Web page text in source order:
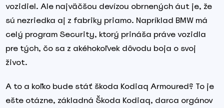
vozidiel. Ale najväčšou devízou obrnených áut je, že
sú nezriedka aj z fabriky priamo. Napríklad BMW má
celý program Security, ktorý prináša práve vozidla
pre tých, čo sa z akéhokoľvek dôvodu boja o svoj
život.
A to a koľko bude stáť škoda Kodiaq Armoured? To je
ešte otázne, základná Škoda Kodiaq, darca orgánov